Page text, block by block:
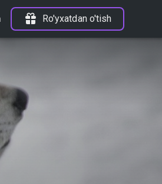
Ro'yxatdan o'tish